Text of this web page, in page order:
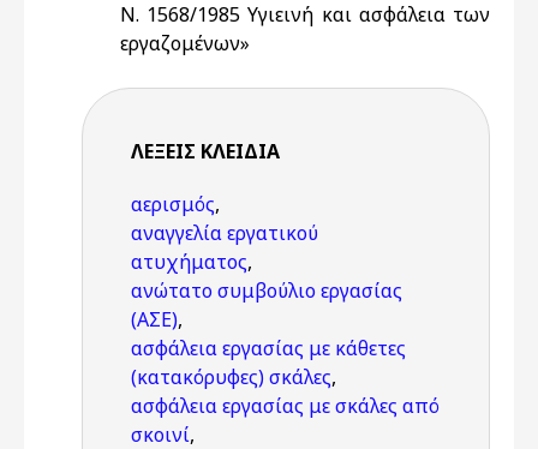
Ν. 1568/1985 Υγιεινή και ασφάλεια των
εργαζομένων»
ΛΈΞΕΙΣ KΛΕΙΔΙΆ
αερισμός,
αναγγελία εργατικού
ατυχήματος,
ανώτατο συμβούλιο εργασίας
(ΑΣΕ),
ασφάλεια εργασίας με κάθετες
(κατακόρυφες) σκάλες,
ασφάλεια εργασίας με σκάλες από
σκοινί,